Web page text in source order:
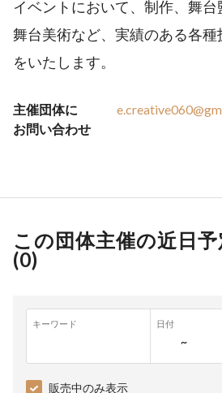
イベントにおいて、制作、舞台
舞台美術など、実績のある各
をいたします。
主催団体に
お問い合わせ
この団体主催の近日
(0)
キーワード 日付
~
販売中のみ表示